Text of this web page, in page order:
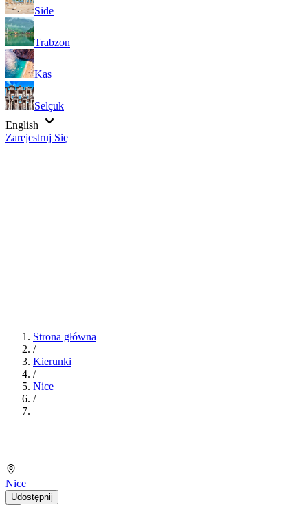
Side
Trabzon
Kas
Selçuk
English
Zarejestruj Się
Strona główna
/
Kierunki
/
Nice
/
Nice
Udostępnij